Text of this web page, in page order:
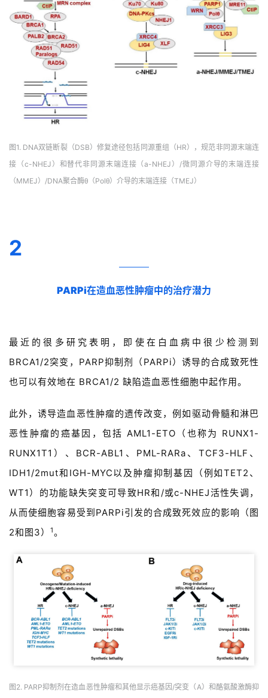
图1. DNA双链断裂（DSB）修复途径包括同源重组（HR），规范非同源末端连
接（c-NHEJ）和替代非同源末端连接（a-NHEJ）/微同源介导的末端连接
（MMEJ）/DNA聚合酶θ（Polθ）介导的末端连接（TMEJ）
2
PARPi在造血恶性肿瘤中的治疗潜力
最近的很多研究表明，即使在白血病中很少检测到
BRCA1/2突变，PARP抑制剂（PARPi）诱导的合成致死性
也可以有效地在 BRCA1/2 缺陷造血恶性细胞中起作用。
此外，诱导造血恶性肿瘤的遗传改变，例如驱动骨髓和淋巴
恶性肿瘤的癌基因，包括 AML1-ETO（也称为 RUNX1-
RUNX1T1）、BCR-ABL1、PML-RARa、TCF3-HLF、
IDH1/2mut和IGH-MYC以及肿瘤抑制基因（例如TET2、
WT1）的功能缺失突变可导致HR和/或c-NHEJ活性失调，
从而使细胞容易受到PARPi引发的合成致死效应的影响（图
2和图3）
1。
图2. PARP抑制剂在造血恶性肿瘤和其他显示癌基因/突变（A）和酪氨酸激酶抑